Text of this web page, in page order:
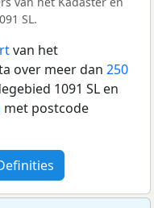
SL.
van het
over meer dan 250
1091 SL en
met postcode